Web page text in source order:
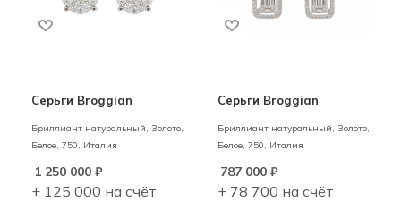
Серьги Broggian
Бриллиант натуральный, Золото,
Белое, 750, Италия
1 250 000 ₽
+ 125 000 на счёт
Серьги Broggian
Бриллиант натуральный, Золото,
Белое, 750, Италия
787 000₽
+ 78 700 на счёт